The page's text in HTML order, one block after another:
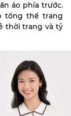
áo phía trước.
tổng thể trang
thời trang và tỷ